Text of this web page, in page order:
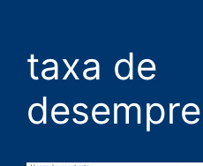
taxa de